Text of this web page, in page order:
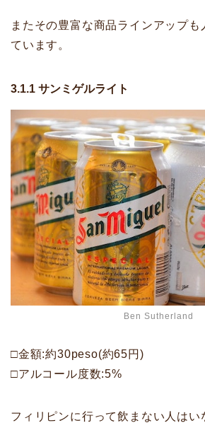
またその豊富な商品ラインアップも
ています。
3.1.1 サンミゲルライト
Ben Sutherland
□金額:約30peso(約65円)
□アルコール度数:5%
フィリピンに行って飲まない人はい